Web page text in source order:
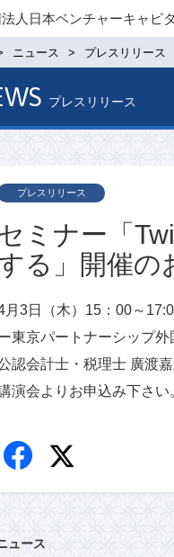
人日本ベンチャーキャピ
ニュース プレスリリース
プレスリリース
セミナー「
る」開催の
プレスリリース
月3日（木）15：00～
東京パートナーシップ
認会計士・税理士 廣渡
演会よりお申込み下さい
ュース